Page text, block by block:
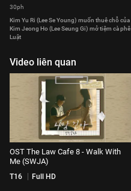
30ph
Kim Yu Ri (Lee Se Young) muốn thuê chỗ của
Kim Jeong Ho (Lee Seung Gi) mở tiệm cà phê
Luật
Video liên quan
OST The Law Cafe 8 - Walk With
Me (SWJA)
T16 Full HD